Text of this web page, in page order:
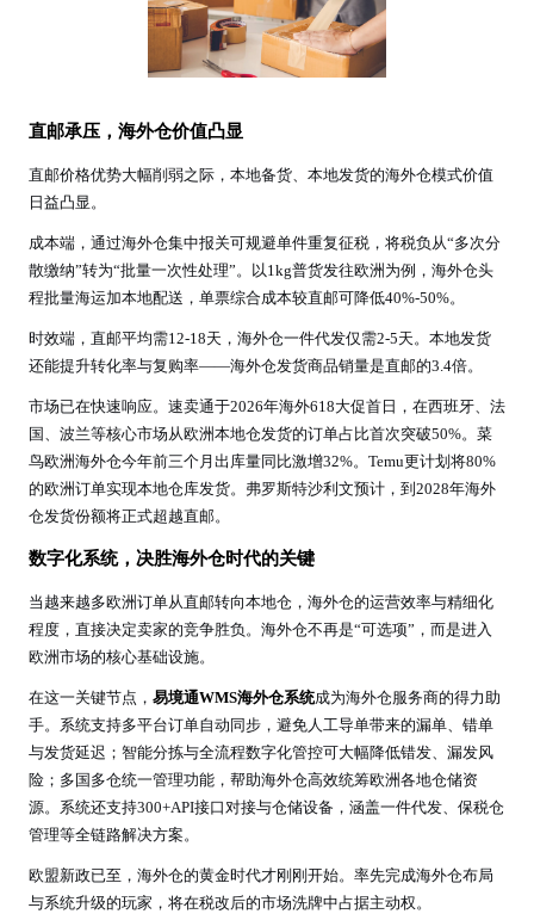
直邮承压，海外仓价值凸显
直邮价格优势大幅削弱之际，本地备货、本地发货的海外仓模式价值
日益凸显。
成本端，通过海外仓集中报关可规避单件重复征税，将税负从“多次分
散缴纳”转为“批量一次性处理”。以1kg普货发往欧洲为例，海外仓头
程批量海运加本地配送，单票综合成本较直邮可降低40%-50%。
时效端，直邮平均需12-18天，海外仓一件代发仅需2-5天。本地发货
还能提升转化率与复购率——海外仓发货商品销量是直邮的3.4倍。
市场已在快速响应。速卖通于2026年海外618大促首日，在西班牙、法
国、波兰等核心市场从欧洲本地仓发货的订单占比首次突破50%。菜
鸟欧洲海外仓今年前三个月出库量同比激增32%。Temu更计划将80%
的欧洲订单实现本地仓库发货。弗罗斯特沙利文预计，到2028年海外
仓发货份额将正式超越直邮。
数字化系统，决胜海外仓时代的关键
当越来越多欧洲订单从直邮转向本地仓，海外仓的运营效率与精细化
程度，直接决定卖家的竞争胜负。海外仓不再是“可选项”，而是进入
欧洲市场的核心基础设施。
在这一关键节点， 易境通WMS海外仓系统成为海外仓服务商的得力助
手。系统支持多平台订单自动同步，避免人工导单带来的漏单、错单
与发货延迟；智能分拣与全流程数字化管控可大幅降低错发、漏发风
险；多国多仓统一管理功能，帮助海外仓高效统筹欧洲各地仓储资
源。系统还支持300+API接口对接与仓储设备，涵盖一件代发、保税仓
管理等全链路解决方案。
欧盟新政已至，海外仓的黄金时代才刚刚开始。率先完成海外仓布局
与系统升级的玩家，将在税改后的市场洗牌中占据主动权。